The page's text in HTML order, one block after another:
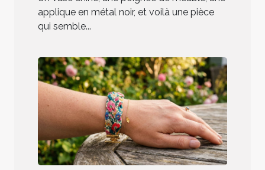
applique en métal noir, et voilà une pièce
qui semble...